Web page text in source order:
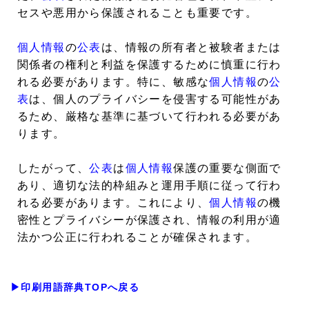
セスや悪用から保護されることも重要です。
個人情報 の公表 は、情報の所有者と被験者または
関係者の権利と利益を保護するために慎重に行わ
れる必要があります。特に、敏感な個人情報の公
表は、個人のプライバシーを侵害する可能性があ
るため、厳格な基準に基づいて行われる必要があ
ります。
したがって、公表は個人情報保護の重要な側面で
あり、適切な法的枠組みと運用手順に従って行わ
れる必要があります。これにより、個人情報の機
密性とプライバシーが保護され、情報の利用が適
法かつ公正に行われることが確保されます。
▶印刷用語辞典TOPへ戻る